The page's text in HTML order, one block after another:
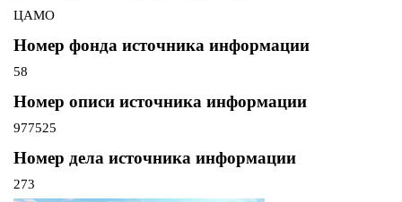
ЦАМО
Номер фонда источника информации
58
Номер описи источника информации
977525
Номер дела источника информации
273